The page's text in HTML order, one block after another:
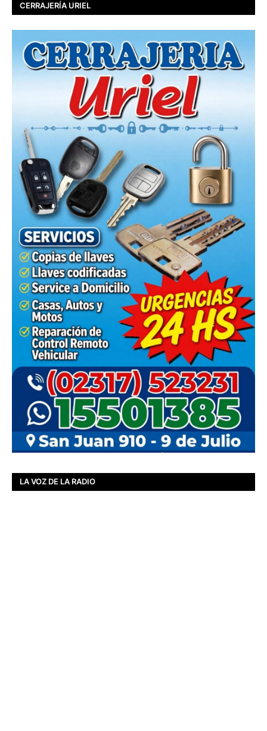
CERRAJERÍA URIEL
LA VOZ DE LA RADIO